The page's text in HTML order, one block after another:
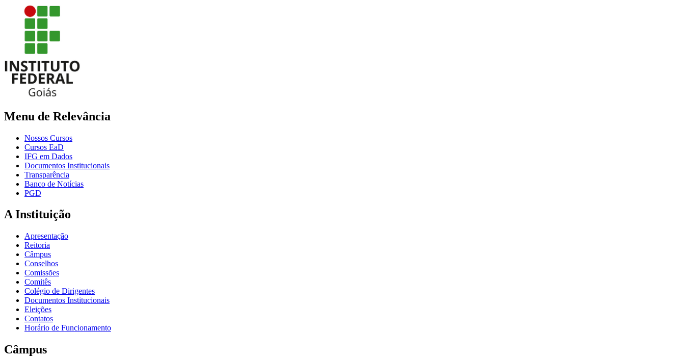
Menu de Relevância
Nossos Cursos
Cursos EaD
IFG em Dados
Documentos Institucionais
Transparência
Banco de Notícias
PGD
A Instituição
Apresentação
Reitoria
Câmpus
Conselhos
Comissões
Comitês
Colégio de Dirigentes
Documentos Institucionais
Eleições
Contatos
Horário de Funcionamento
Câmpus